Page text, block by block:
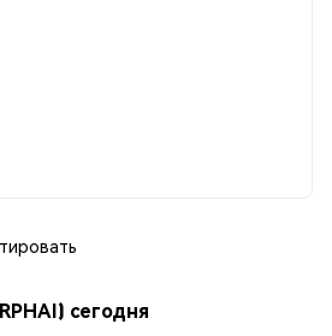
сегодня